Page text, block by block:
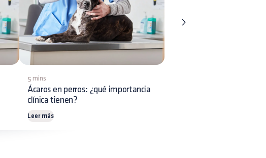
5 mins
Ácaros en perros: ¿qué importancia
clínica tienen?
Leer más